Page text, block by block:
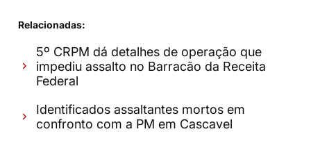
Relacionadas:
5º CRPM dá detalhes de operação que
impediu assalto no Barracão da Receita
Federal
Identificados assaltantes mortos em
confronto com a PM em Cascavel